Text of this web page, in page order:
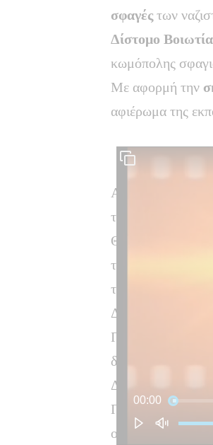
σφαγές των
Δίστομο
κωμόπολης
Με αφορμή την
αφιέρωμα της
Αφιέρωμα της
τηλεοπτική
Θυμάτων
της σφαγής.
τους
Διομήδης
Περγαντά,
δημοτικής
Διστόμου-
Προβάλλεται